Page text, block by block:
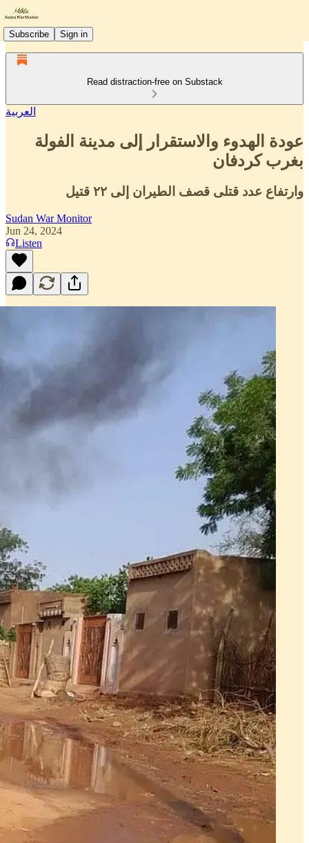
Subscribe Sign in
Read distraction-free on Substack
العربية
عودة الهدوء والاستقرار إلى مدينة الفولة
بغرب كردفان
وارتفاع عدد قتلى قصف الطيران إلى ٢٢ قتيل
Sudan War Monitor
Jun 24, 2024
Listen